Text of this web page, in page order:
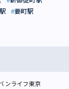
要町駅
ンライフ東京